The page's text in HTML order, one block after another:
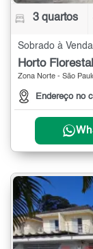
3 quartos
Sobrado à
Horto Florestal
Zona Norte - São
Endereço no